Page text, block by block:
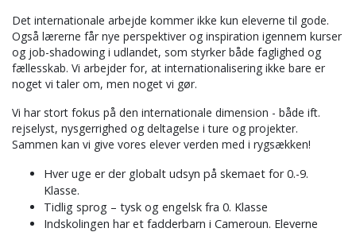
Det internationale arbejde kommer ikke kun eleverne til gode.
Også lærerne får nye perspektiver og inspiration igennem kurser
og job-shadowing i udlandet, som styrker både faglighed og
fællesskab. Vi arbejder for, at internationalisering ikke bare er
noget vi taler om, men noget vi gør.
Vi har stort fokus på den internationale dimension - både ift.
rejselyst, nysgerrighed og deltagelse i ture og projekter.
Sammen kan vi give vores elever verden med i rygsækken!
Hver uge er der globalt udsyn på skemaet for 0.-9.
Klasse.
Tidlig sprog – tysk og engelsk fra 0. Klasse
Indskolingen har et fadderbarn i Cameroun. Eleverne